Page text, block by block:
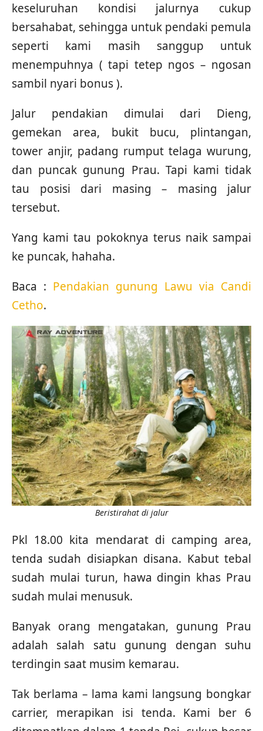
keseluruhan kondisi jalurnya cukup
bersahabat, sehingga untuk pendaki pemula
seperti kami masih sanggup untuk
menempuhnya ( tapi tetep ngos – ngosan
sambil nyari bonus ).
Jalur pendakian dimulai dari Dieng,
gemekan area, bukit bucu, plintangan,
tower anjir, padang rumput telaga wurung,
dan puncak gunung Prau. Tapi kami tidak
tau posisi dari masing – masing jalur
tersebut.
Yang kami tau pokoknya terus naik sampai
ke puncak, hahaha.
Baca : Pendakian gunung Lawu via Candi
Cetho.
Beristirahat di jalur
Pkl 18.00 kita mendarat di camping area,
tenda sudah disiapkan disana. Kabut tebal
sudah mulai turun, hawa dingin khas Prau
sudah mulai menusuk.
Banyak orang mengatakan, gunung Prau
adalah salah satu gunung dengan suhu
terdingin saat musim kemarau.
Tak berlama – lama kami langsung bongkar
carrier, merapikan isi tenda. Kami ber 6